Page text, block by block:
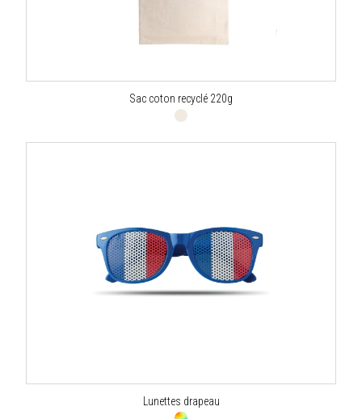
Sac coton recyclé 220g
Lunettes drapeau